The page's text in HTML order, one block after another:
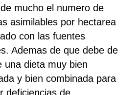
mucho el numero de
asimilables por hectarea
con las fuentes
Ademas de que debe de
una dieta muy bien
y bien combinada para
deficiencias de